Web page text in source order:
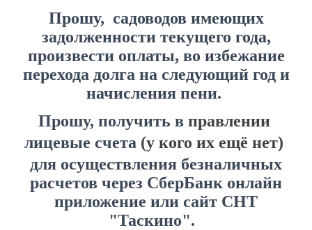
Прошу, садоводов имеющих
задолженности текущего года,
произвести оплаты, во избежание
перехода долга на следующий год и
начисления пени.
Прошу, получить в правлении
лицевые счета (у кого их ещё нет)
для осуществления безналичных
расчетов через СберБанк онлайн
приложение или сайт СНТ
"Таскино".